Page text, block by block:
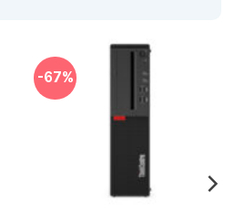
-67%